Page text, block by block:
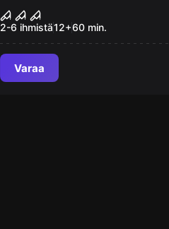
Verinen teatteri
2-6 ihmistä12+60 min.
Varaa